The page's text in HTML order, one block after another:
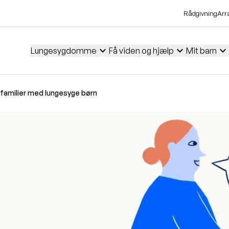
Rådgivning
Lungesygdomme expand_more Få viden og hjælp expand_more Mit barn expand_more
med lungesyge børn